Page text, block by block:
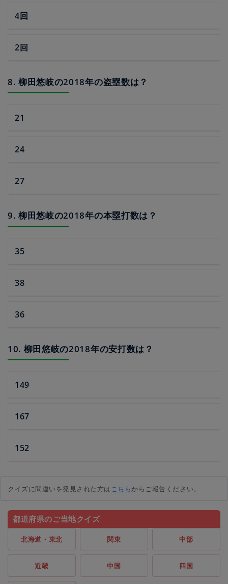
4回
2回
8. 柳田悠岐の2018年の盗塁数は？
21
24
27
9. 柳田悠岐の2018年の本塁打数は？
35
38
36
10. 柳田悠岐の2018年の安打数は？
149
167
152
クイズに間違いを発見された方はこちらからご報告ください。
都道府県のご当地クイズ
北海道・東北 関東 中部
近畿 中国 四国